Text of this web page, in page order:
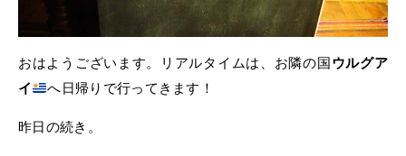
おはようございます。リアルタイムは、お隣の国ウルグア
イ
へ日帰りで行ってきます！
昨日の続き。